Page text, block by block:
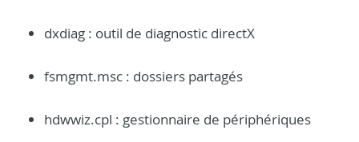
dxdiag : outil de diagnostic directX
fsmgmt.msc : dossiers partagés
hdwwiz.cpl : gestionnaire de périphériques